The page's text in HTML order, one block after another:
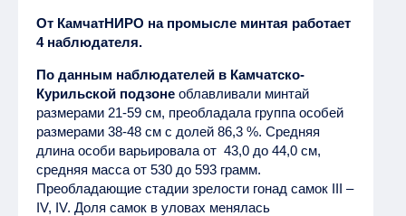
От КамчатНИРО на промысле минтая работает
4 наблюдателя.
По данным наблюдателей в Камчатско-
Курильской подзоне облавливали минтай
размерами 21-59 см, преобладала группа особей
размерами 38-48 см с долей 86,3 %. Средняя
длина особи варьировала от 43,0 до 44,0 см,
средняя масса от 530 до 593 грамм.
Преобладающие стадии зрелости гонад самок III –
IV, IV. Доля самок в уловах менялась